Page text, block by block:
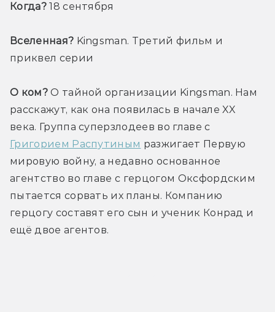
Когда? 18 сентября
Вселенная? Kingsman. Третий фильм и
приквел серии
О ком? О тайной организации Kingsman. Нам
расскажут, как она появилась в начале XX
Григорием Распутиным разжигает Первую
мировую войну, а недавно основанное
агентство во главе с герцогом Оксфордским
пытается сорвать их планы. Компанию
герцогу составят его сын и ученик Конрад и
ещё двое агентов.